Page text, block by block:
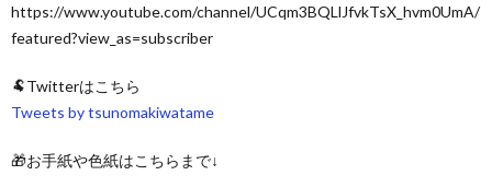
https://www.youtube.com/channel/UCqm3BQLlJfvkTsX_hvm0UmA/
featured?view_as=subscriber
🐏Twitterはこちら
Tweets by tsunomakiwatame
🎁お手紙や色紙はこちらまで↓